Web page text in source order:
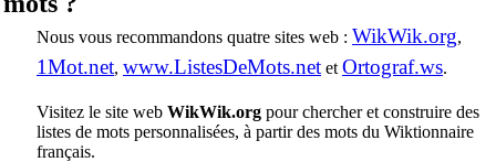
Nous vous recommandons quatre sites web : WikWik.org,
1Mot.net, www.ListesDeMots.net et Ortograf.ws.
Visitez le site web WikWik.org pour chercher et construire des
listes de mots personnalisées, à partir des mots du Wiktionnaire
français.